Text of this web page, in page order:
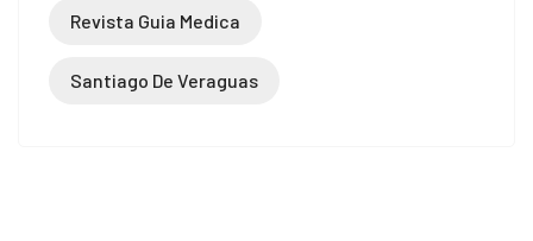
Revista Guia Medica
Santiago De Veraguas